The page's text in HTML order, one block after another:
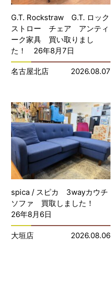
G.T. Rockstraw G.T. ロック
ストロー チェア アンティ
ーク家具 買い取りまし
た！ 26年8月7日
名古屋北店 2026.08.07
spica / スピカ 3wayカウチ
ソファ 買取しました！
26年8月6日
大垣店 2026.08.06